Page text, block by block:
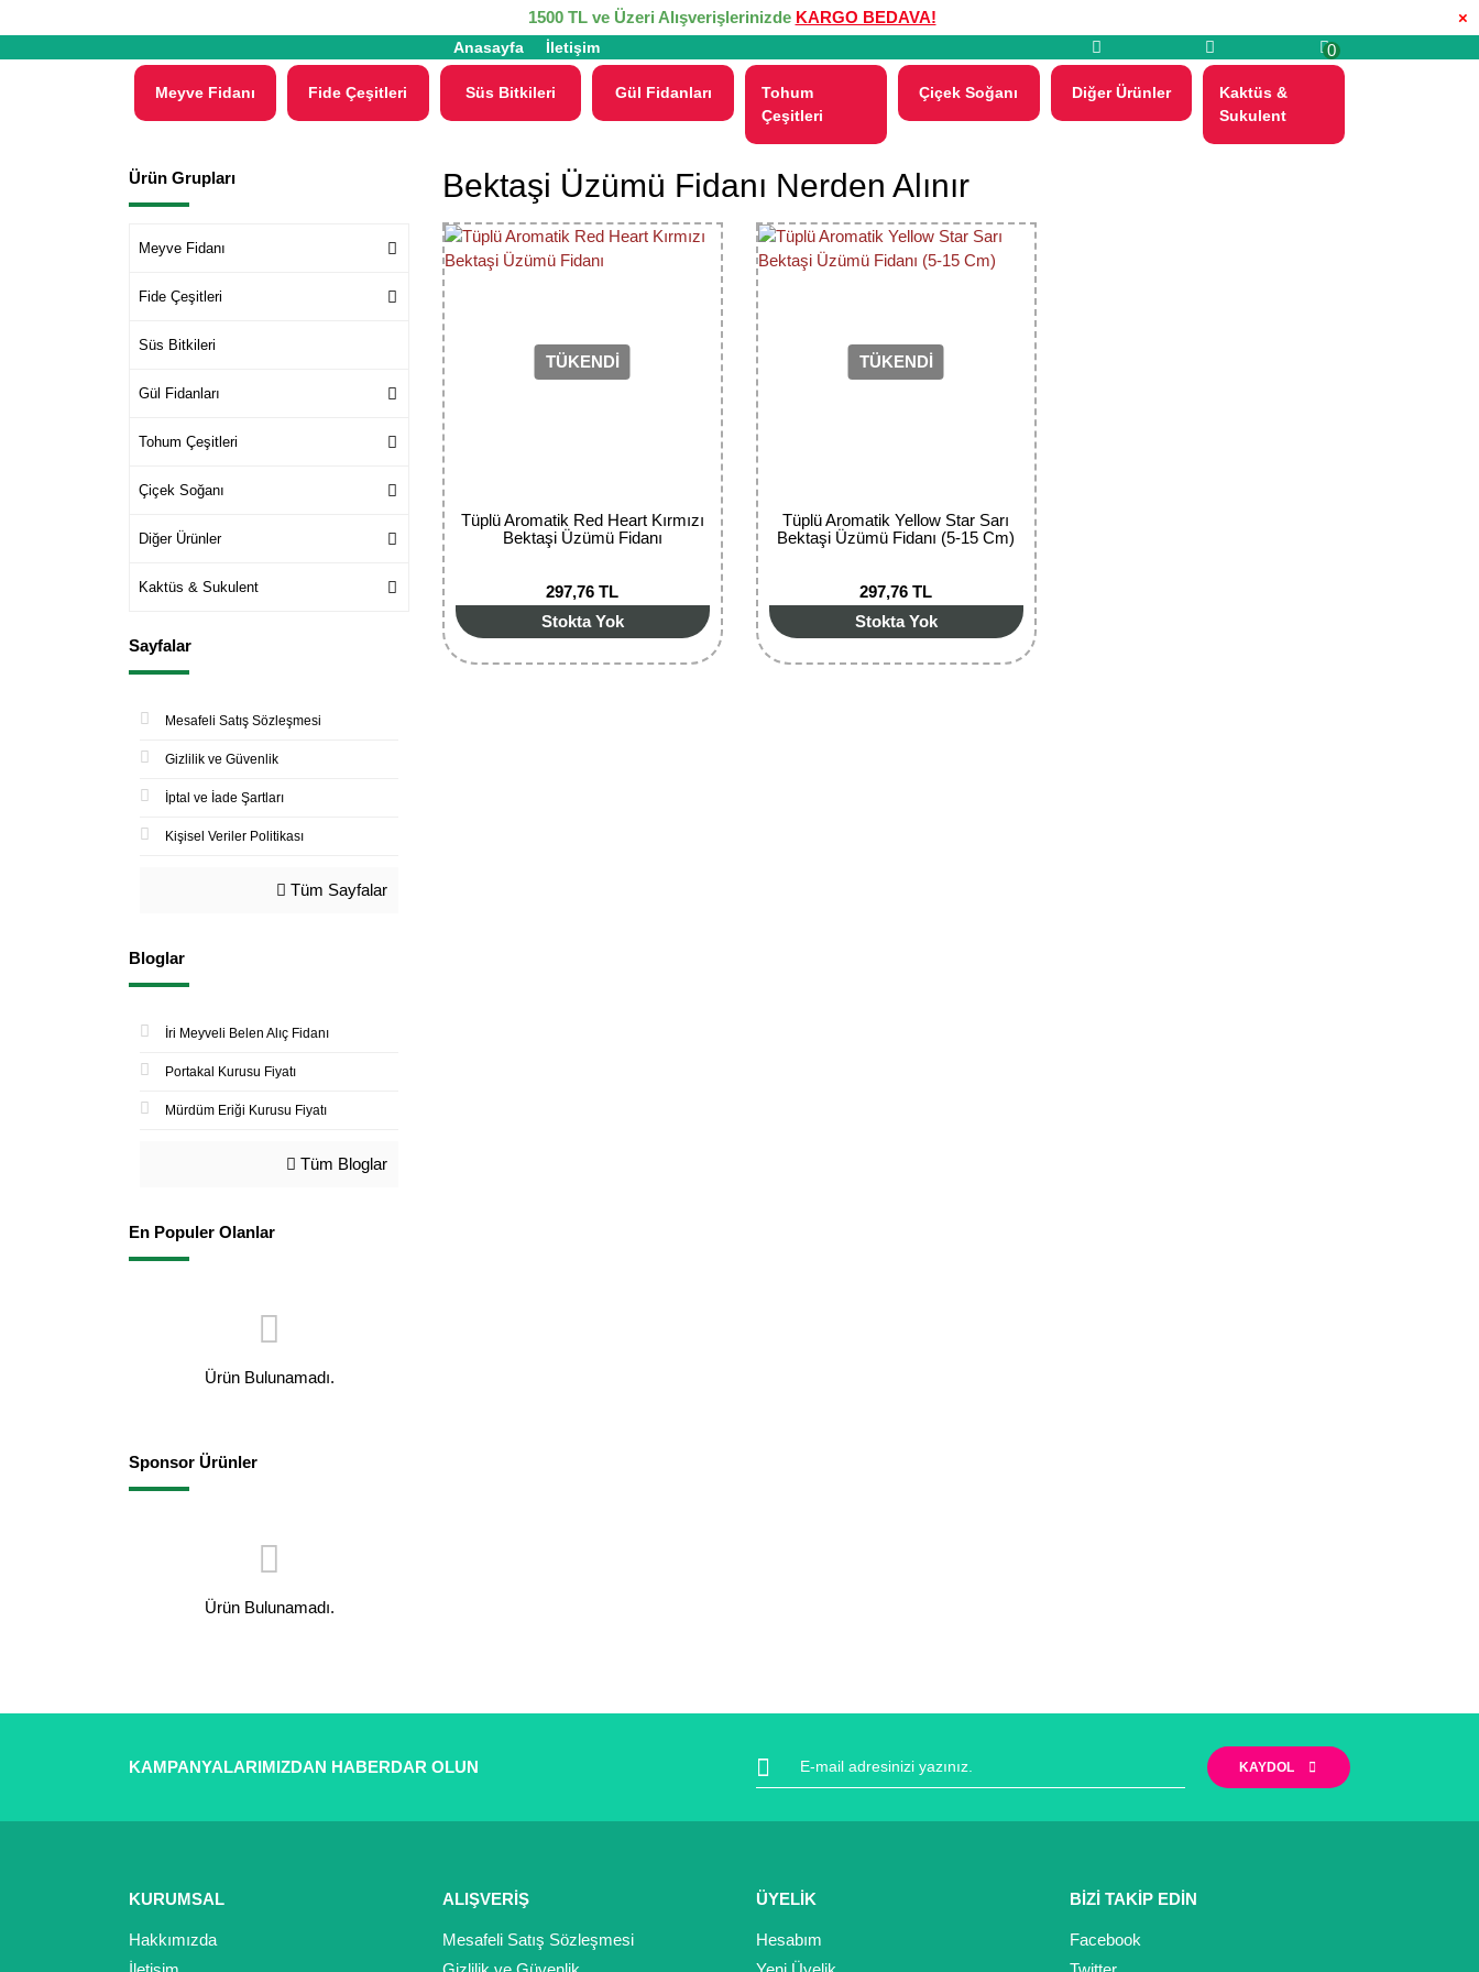
×
1500 TL ve Üzeri Alışverişlerinizde KARGO BEDAVA!
Anasayfa İletişim 0
Meyve Fidanı Fide Çeşitleri Süs Bitkileri Gül Fidanları
Tohum
Çeşitleri
Çiçek Soğanı Diğer Ürünler
Kaktüs &
Sukulent
Ürün Grupları
Meyve Fidanı
Fide Çeşitleri
Süs Bitkileri
Gül Fidanları
Tohum Çeşitleri
Çiçek Soğanı
Diğer Ürünler
Kaktüs & Sukulent
Sayfalar
Mesafeli Satış Sözleşmesi
Gizlilik ve Güvenlik
İptal ve İade Şartları
Kişisel Veriler Politikası
Tüm Sayfalar
Bloglar
İri Meyveli Belen Alıç Fidanı
Portakal Kurusu Fiyatı
Mürdüm Eriği Kurusu Fiyatı
Tüm Bloglar
En Populer Olanlar
Ürün Bulunamadı.
Sponsor Ürünler
Ürün Bulunamadı.
Bektaşi Üzümü Fidanı Nerden Alınır
TÜKENDİ
Tüplü Aromatik Red Heart Kırmızı
Bektaşi Üzümü Fidanı
297,76 TL
Stokta Yok
TÜKENDİ
Tüplü Aromatik Yellow Star Sarı
Bektaşi Üzümü Fidanı (5-15 Cm)
297,76 TL
Stokta Yok
KAMPANYALARIMIZDAN HABERDAR OLUN KAYDOL
KURUMSAL
Hakkımızda
ALIŞVERİŞ
Mesafeli Satış Sözleşmesi
ÜYELİK
Hesabım
BİZİ TAKİP EDİN
Facebook